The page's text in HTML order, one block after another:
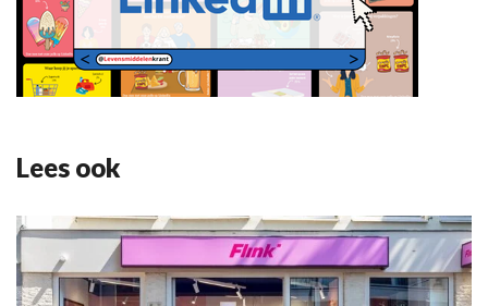
Lees ook